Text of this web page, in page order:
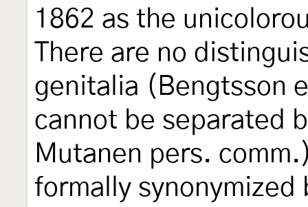
1862 as the
There are no
genitalia (Bengtsson
cannot be separated
Mutanen pers.
formally synonymized